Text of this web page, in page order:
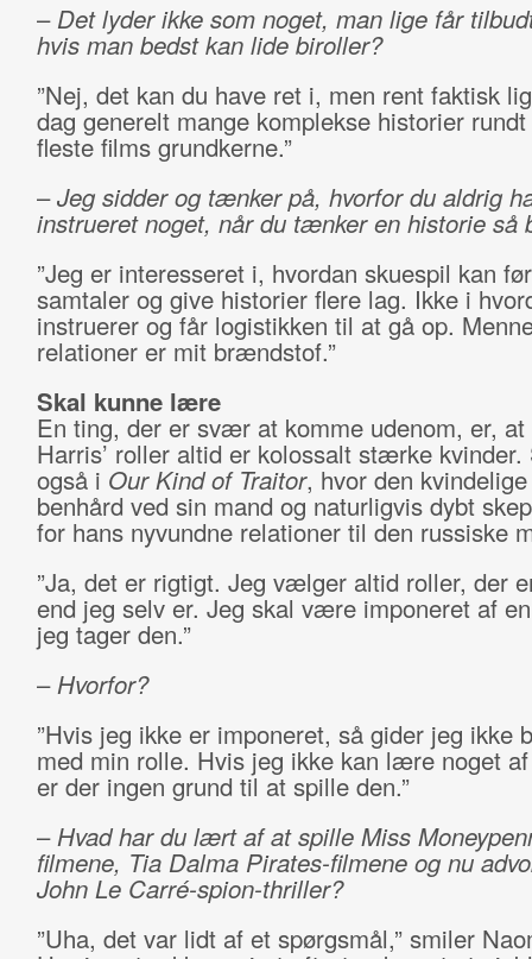
–Det lyder ikke som noget, man lige får
hvis man bedst kan lide biroller?
”Nej, det kan du have ret i, men rent faktisk
dag generelt mange komplekse historier
fleste films grundkerne.”
–Jeg sidder og tænker på, hvorfor du aldrig
instrueret noget, når du tænker en historie så
”Jeg er interesseret i, hvordan skuespil kan
samtaler og give historier flere lag. Ikke i
instruerer og får logistikken til at gå op.
relationer er mit brændstof.”
Skal kunne lære
En ting, der er svær at komme udenom, er, at
Harris’ roller altid er kolossalt stærke kvinder.
også i Our Kind of Traitor, hvor den
benhård ved sin mand og naturligvis dybt
for hans nyvundne relationer til den russiske
”Ja, det er rigtigt. Jeg vælger altid roller, der
end jeg selv er. Jeg skal være imponeret af
jeg tager den.”
–Hvorfor?
”Hvis jeg ikke er imponeret, så gider jeg ikke
med min rolle. Hvis jeg ikke kan lære noget
er der ingen grund til at spille den.”
–Hvad har du lært af at spille Miss
filmene, Tia Dalma Pirates-filmene og nu
John Le Carré-spion-thriller?
”Uha, det var lidt af et spørgsmål,” smiler